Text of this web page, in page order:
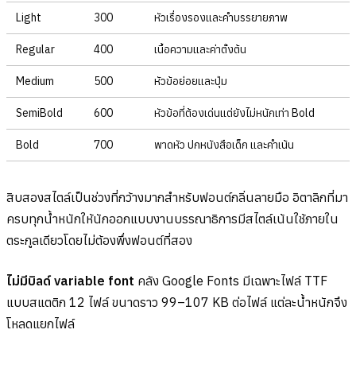
Light 300 หัวเรื่องรองและคำบรรยายภาพ
Regular 400 เนื้อความและค่าตั้งต้น
Medium 500 หัวข้อย่อยและปุ่ม
SemiBold 600 หัวข้อที่ต้องเด่นแต่ยังไม่หนักเท่า Bold
Bold 700 พาดหัว ปกหนังสือเด็ก และคำเน้น
สิบสองสไตล์เป็นช่วงที่กว้างมากสำหรับฟอนต์กลิ่นลายมือ อิตาลิกที่มา
ครบทุกน้ำหนักให้นักออกแบบงานบรรณาธิการมีสไตล์เน้นใช้ภายใน
ตระกูลเดียวโดยไม่ต้องพึ่งฟอนต์ที่สอง
ไม่มีบิลด์ variable font คลัง Google Fonts มีเฉพาะไฟล์ TTF
แบบสแตติก 12 ไฟล์ ขนาดราว 99–107 KB ต่อไฟล์ แต่ละน้ำหนักจึง
โหลดแยกไฟล์